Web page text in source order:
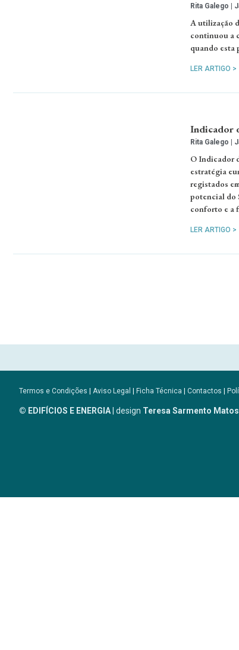
Rita Galego
A utilização
continuou a
quando esta
LER ARTIGO >
Indicador
Rita Galego
O Indicador
estratégia
registados
potencial do
conforto e a
LER ARTIGO >
Termos e Condições | Aviso Legal | Ficha Técnica | Contactos |
© EDIFÍCIOS E ENERGIA | design Teresa Sarmento Matos